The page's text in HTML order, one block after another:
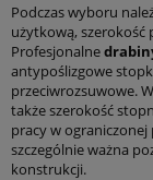
Podczas wyboru
użytkową, szerokość
Profesjonalne
antypoślizgowe
przeciwrozsuwowe.
także szerokość
pracy w
szczególnie ważna
konstrukcji.